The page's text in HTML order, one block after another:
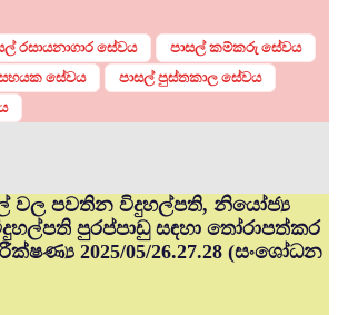
රසායනාගාර සේවය
පාසල් කම්කරු සේවය
සහයක සේවය
පාසල් පුස්තකාල සේවය
වල පවතින විදුහල්පති, නියෝජ්‍ය
පුරප්පාඩු සඳහා තෝරාපත්කර
2025/05/26.27.28 (සංශෝධන